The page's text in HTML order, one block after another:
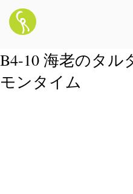
B4-10 海老のタ
モンタイム